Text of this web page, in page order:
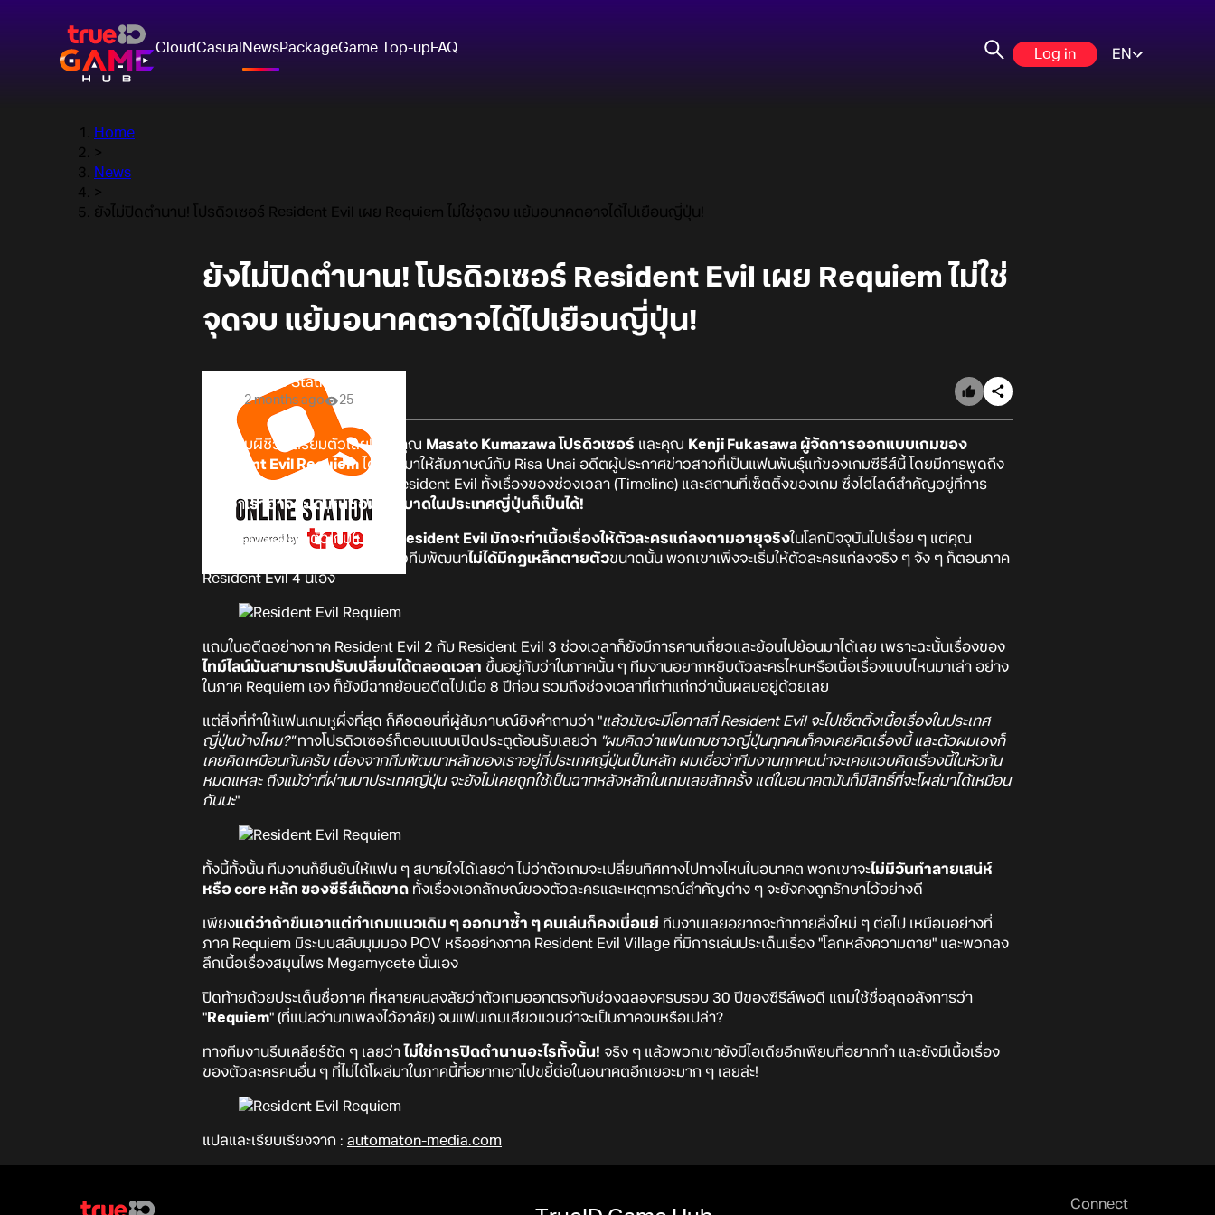
CloudCasual NewsPackageGame Top-upFAQ Log in EN
Home
>
News
>
ยังไม่ปิดตำนาน! โปรดิวเซอร์ Resident Evil เผย Requiem ไม่ใช่จุดจบ แย้มอนาคตอาจได้ไปเยือนญี่ปุ่น!
ยังไม่ปิดตำนาน! โปรดิวเซอร์ Resident Evil เผย Requiem ไม่ใช่
จุดจบ แย้มอนาคตอาจได้ไปเยือนญี่ปุ่น!
Online Station
2 months ago 25
แฟนเกมผีชีวะเตรียมตัวเลย! เมื่อคุณ Masato Kumazawa โปรดิวเซอร์ และคุณ Kenji Fukasawa ผู้จัดการออกแบบเกมของ
Resident Evil Requiem ได้ออกมาให้สัมภาษณ์กับ Risa Unai อดีตผู้ประกาศข่าวสาวที่เป็นแฟนพันธุ์แท้ของเกมซีรีส์นี้ โดยมีการพูดถึง
ทิศทางในอนาคตของแฟรนไชส์ Resident Evil ทั้งเรื่องของช่วงเวลา (Timeline) และสถานที่เซ็ตติ้งของเกม ซึ่งไฮไลต์สำคัญอยู่ที่การ
แย้มว่าเราอาจจะได้เห็นซอมบี้ระบาดในประเทศญี่ปุ่นก็เป็นได้!
เรื่องของเรื่องคือ ตัวเกมใน ซีรีส์ Resident Evil มักจะทำเนื้อเรื่องให้ตัวละครแก่ลงตามอายุจริงในโลกปัจจุบันไปเรื่อย ๆ แต่คุณ
Kumazawa อธิบายว่า จริง ๆ แล้วทีมพัฒนาไม่ได้มีกฎเหล็กตายตัวขนาดนั้น พวกเขาเพิ่งจะเริ่มให้ตัวละครแก่ลงจริง ๆ จัง ๆ ก็ตอนภาค
Resident Evil 4 นี่เอง
แถมในอดีตอย่างภาค Resident Evil 2 กับ Resident Evil 3 ช่วงเวลาก็ยังมีการคาบเกี่ยวและย้อนไปย้อนมาได้เลย เพราะฉะนั้นเรื่องของ
ไทม์ไลน์มันสามารถปรับเปลี่ยนได้ตลอดเวลา ขึ้นอยู่กับว่าในภาคนั้น ๆ ทีมงานอยากหยิบตัวละครไหนหรือเนื้อเรื่องแบบไหนมาเล่า อย่าง
ในภาค Requiem เอง ก็ยังมีฉากย้อนอดีตไปเมื่อ 8 ปีก่อน รวมถึงช่วงเวลาที่เก่าแก่กว่านั้นผสมอยู่ด้วยเลย
แต่สิ่งที่ทำให้แฟนเกมหูผึ่งที่สุด ก็คือตอนที่ผู้สัมภาษณ์ยิงคำถามว่า "แล้วมันจะมีโอกาสที่ Resident Evil จะไปเซ็ตติ้งเนื้อเรื่องในประเทศ
ญี่ปุ่นบ้างไหม?"ทางโปรดิวเซอร์ก็ตอบแบบเปิดประตูต้อนรับเลยว่า "ผมคิดว่าแฟนเกมชาวญี่ปุ่นทุกคนก็คงเคยคิดเรื่องนี้ และตัวผมเองก็
เคยคิดเหมือนกันครับ เนื่องจากทีมพัฒนาหลักของเราอยู่ที่ประเทศญี่ปุ่นเป็นหลัก ผมเชื่อว่าทีมงานทุกคนน่าจะเคยแวบคิดเรื่องนี้ในหัวกัน
หมดแหละ ถึงแม้ว่าที่ผ่านมาประเทศญี่ปุ่น จะยังไม่เคยถูกใช้เป็นฉากหลังหลักในเกมเลยสักครั้ง แต่ในอนาคตมันก็มีสิทธิ์ที่จะโผล่มาได้เหมือน
กันนะ"
ทั้งนี้ทั้งนั้น ทีมงานก็ยืนยันให้แฟน ๆ สบายใจได้เลยว่า ไม่ว่าตัวเกมจะเปลี่ยนทิศทางไปทางไหนในอนาคต พวกเขาจะไม่มีวันทำลายเสน่ห์
หรือ core หลัก ของซีรีส์เด็ดขาด ทั้งเรื่องเอกลักษณ์ของตัวละครและเหตุการณ์สำคัญต่าง ๆ จะยังคงถูกรักษาไว้อย่างดี
เพียงแต่ว่าถ้าขืนเอาแต่ทำเกมแนวเดิม ๆ ออกมาซ้ำ ๆ คนเล่นก็คงเบื่อแย่ ทีมงานเลยอยากจะท้าทายสิ่งใหม่ ๆ ต่อไป เหมือนอย่างที่
ภาค Requiem มีระบบสลับมุมมอง POV หรืออย่างภาค Resident Evil Village ที่มีการเล่นประเด็นเรื่อง "โลกหลังความตาย" และพวกลง
ลึกเนื้อเรื่องสมุนไพร Megamycete นั่นเอง
ปิดท้ายด้วยประเด็นชื่อภาค ที่หลายคนสงสัยว่าตัวเกมออกตรงกับช่วงฉลองครบรอบ 30 ปีของซีรีส์พอดี แถมใช้ชื่อสุดอลังการว่า
"Requiem" (ที่แปลว่าบทเพลงไว้อาลัย) จนแฟนเกมเสียวแวบว่าจะเป็นภาคจบหรือเปล่า?
ทางทีมงานรีบเคลียร์ชัด ๆ เลยว่า ไม่ใช่การปิดตำนานอะไรทั้งนั้น! จริง ๆ แล้วพวกเขายังมีไอเดียอีกเพียบที่อยากทำ และยังมีเนื้อเรื่อง
ของตัวละครคนอื่น ๆ ที่ไม่ได้โผล่มาในภาคนี้ที่อยากเอาไปขยี้ต่อในอนาคตอีกเยอะมาก ๆ เลยล่ะ!
แปลและเรียบเรียงจาก : automaton-media.com
Connect